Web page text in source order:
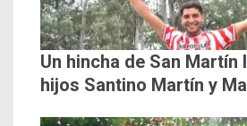
Un hincha de San Martín
hijos Santino Martín y